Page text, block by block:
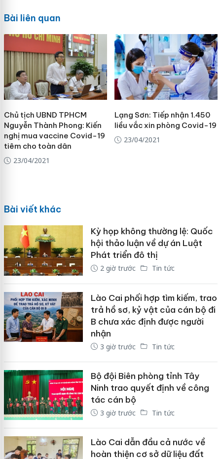
Bài liên quan
Chủ tịch UBND TPHCM
Nguyễn Thành Phong: Kiến
nghị mua vaccine Covid-19
tiêm cho toàn dân
23/04/2021
Lạng Sơn: Tiếp nhận 1.450
liều vắc xin phòng Covid-19
23/04/2021
Bài viết khác
Kỳ họp không thường lệ: Quốc
hội thảo luận về dự án Luật
Phát triển đô thị
2 giờ trước Tin tức
Lào Cai phối hợp tìm kiếm, trao
trả hồ sơ, kỷ vật của cán bộ đi
B chưa xác định được người
nhận
3 giờ trước Tin tức
Bộ đội Biên phòng tỉnh Tây
Ninh trao quyết định về công
tác cán bộ
3 giờ trước Tin tức
Lào Cai dẫn đầu cả nước về
hoàn thiện cơ sở dữ liệu đất